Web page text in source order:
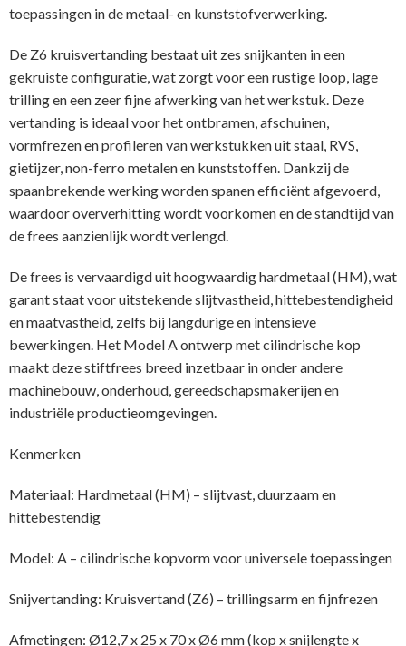
toepassingen in de metaal- en kunststofverwerking.
De Z6 kruisvertanding bestaat uit zes snijkanten in een
gekruiste configuratie, wat zorgt voor een rustige loop, lage
trilling en een zeer fijne afwerking van het werkstuk. Deze
vertanding is ideaal voor het ontbramen, afschuinen,
vormfrezen en profileren van werkstukken uit staal, RVS,
gietijzer, non-ferro metalen en kunststoffen. Dankzij de
spaanbrekende werking worden spanen efficiënt afgevoerd,
waardoor oververhitting wordt voorkomen en de standtijd van
de frees aanzienlijk wordt verlengd.
De frees is vervaardigd uit hoogwaardig hardmetaal (HM), wat
garant staat voor uitstekende slijtvastheid, hittebestendigheid
en maatvastheid, zelfs bij langdurige en intensieve
bewerkingen. Het Model A ontwerp met cilindrische kop
maakt deze stiftfrees breed inzetbaar in onder andere
machinebouw, onderhoud, gereedschapsmakerijen en
industriële productieomgevingen.
Kenmerken
Materiaal: Hardmetaal (HM) – slijtvast, duurzaam en
hittebestendig
Model: A – cilindrische kopvorm voor universele toepassingen
Snijvertanding: Kruisvertand (Z6) – trillingsarm en fijnfrezen
Afmetingen: Ø12,7 x 25 x 70 x Ø6 mm (kop x snijlengte x